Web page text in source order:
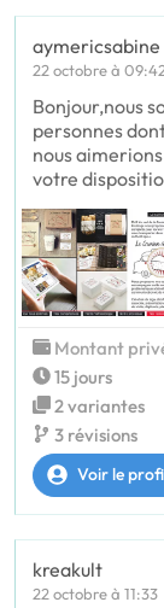
aymericsabine
22 octobre à
Bonjour,nous
personnes
nous
votre
Montant
15 jours
2 variantes
3 révisions
Voir le
kreakult
22 octobre à 11:33